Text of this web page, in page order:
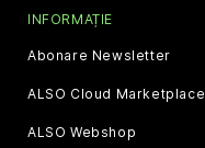
INFORMAȚIE
Abonare Newsletter
ALSO Cloud Marketplace
ALSO Webshop